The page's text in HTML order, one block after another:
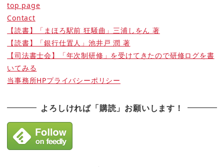
top page
Contact
【読書】「まほろ駅前 狂騒曲」三浦しをん 著
【読書】「銀行仕置人」池井戸 潤 著
【司法書士会】「年次制研修」を受けてきたので研修ログを書
いてみる
当事務所HPプライバシーポリシー
よろしければ「購読」お願いします！